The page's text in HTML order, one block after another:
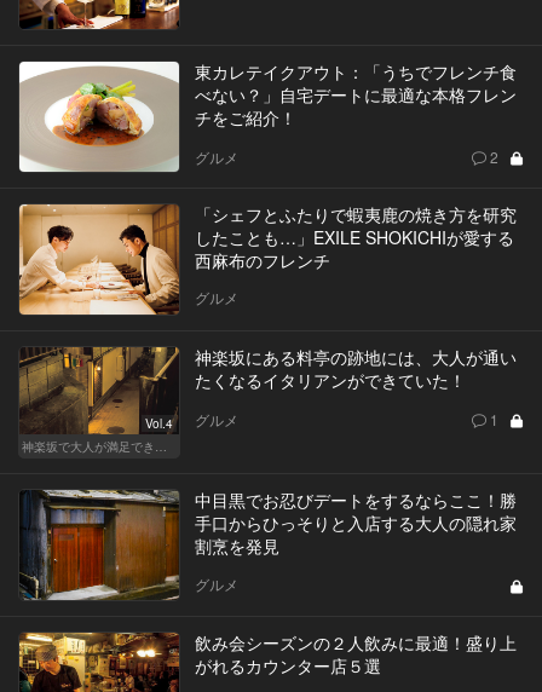
東カレテイクアウト：「うちでフレンチ食
べない？」自宅デートに最適な本格フレン
チをご紹介！
グルメ 2
「シェフとふたりで蝦夷鹿の焼き方を研究
したことも…」EXILE SHOKICHIが愛する
西麻布のフレンチ
グルメ
Vol.4
神楽坂にある料亭の跡地には、大人が通い
たくなるイタリアンができていた！
グルメ 1
中目黒でお忍びデートをするならここ！勝
手口からひっそりと入店する大人の隠れ家
割烹を発見
グルメ
飲み会シーズンの２人飲みに最適！盛り上
がれるカウンター店５選